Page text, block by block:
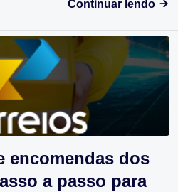
Continuar lendo
encomendas dos
a passo para